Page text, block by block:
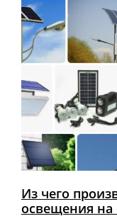
Из чего
освещения на